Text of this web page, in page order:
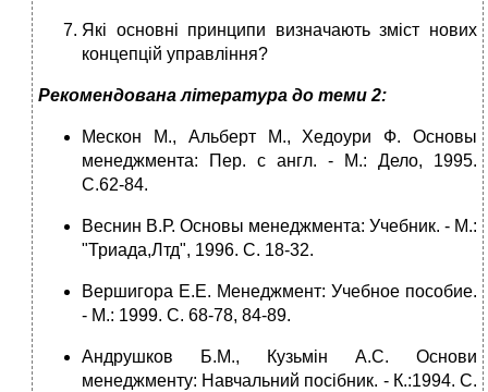
Які основні принципи визначають зміст нових
концепцій управління?
Рекомендована література до теми 2:
Мескон М., Альберт М., Хедоури Ф. Основы
менеджмента: Пер. с англ. - М.: Дело, 1995.
С.62-84.
Веснин В.Р. Основы менеджмента: Учебник. - М.:
"Триада,Лтд", 1996. С. 18-32.
Вершигора Е.Е. Менеджмент: Учебное пособие.
- М.: 1999. С. 68-78, 84-89.
Андрушков Б.М., Кузьмін А.С. Основи
менеджменту: Навчальний посібник. - К.:1994. С.